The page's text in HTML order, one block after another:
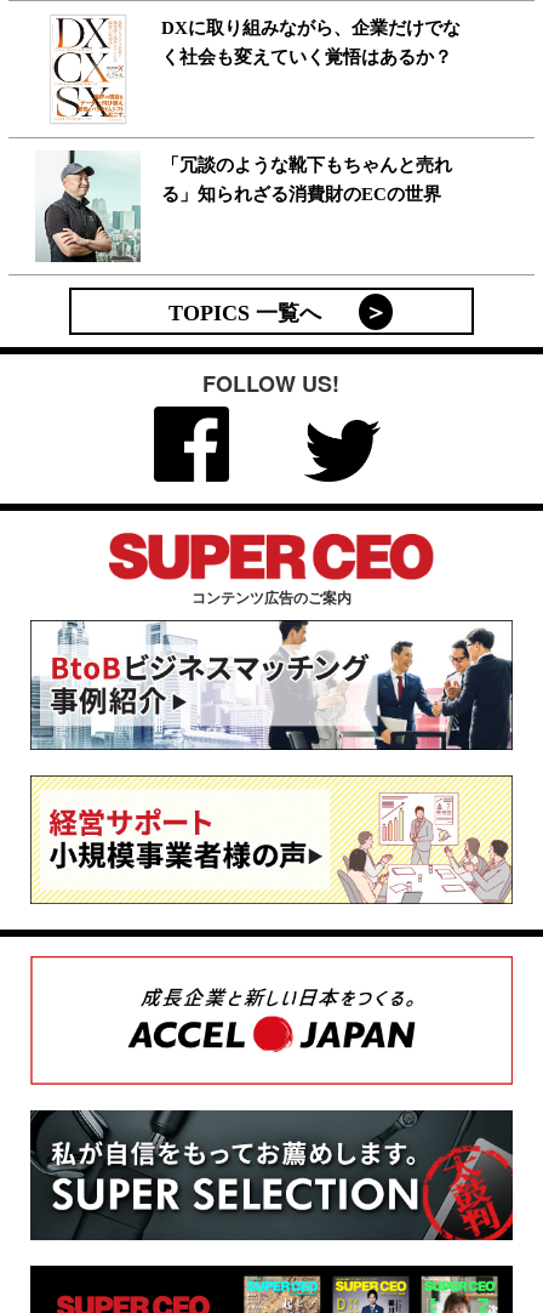
DXに取り組みながら、企業だけでな
く社会も変えていく覚悟はあるか？
「冗談のような靴下もちゃんと売れ
る」知られざる消費財のECの世界
TOPICS 一覧へ
FOLLOW US!
コンテンツ広告のご案内